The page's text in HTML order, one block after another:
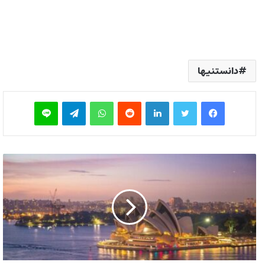
دانستنیها
فیس بوک توییتر لینکدین‫رددیت واتس آپ تلگرام لاین